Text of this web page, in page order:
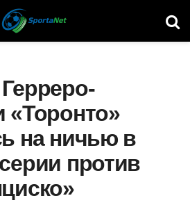
на ничью в
против